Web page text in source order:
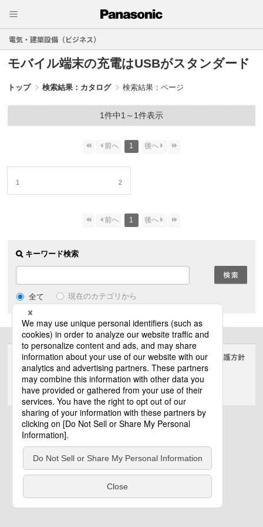
電気・建築設備（ビジネス）
モバイル端末の充電はUSBがスタンダード
トップ 検索結果：カタログ 検索結果：ページ
1件中1～1件表示
1
1 2
1
キーワード検索
全て 現在のカテゴリから
サイトのご利用にあたって クッキーポリシー 個人情報保護方針
電気・建築設備（ビジネス）
© Panasonic Electric Works Co., Ltd.